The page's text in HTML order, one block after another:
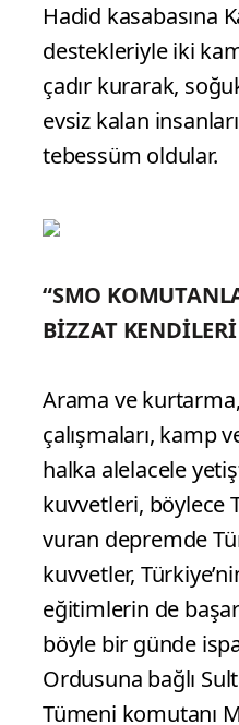
Hadid kasabasına
destekleriyle iki
çadır kurarak,
evsiz kalan
tebessüm oldular.
“SMO
BİZZAT
Arama ve
çalışmaları, kamp
halka alelacele
kuvvetleri, böylece
vuran depremde
kuvvetler,
eğitimlerin de
böyle bir günde
Ordusuna bağlı
Tümeni komutanı